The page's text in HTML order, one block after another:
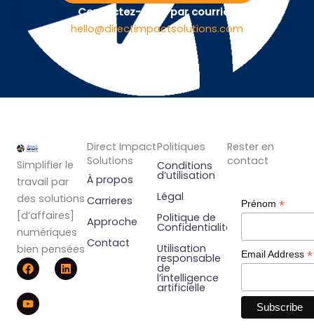
Contactez-nous par courriel :
hello@directimpactsolutions.com
Simplifier le
travail par
des solutions
[d’affaires]
numériques
bien pensées
F
a
c
e
b
o
L
i
n
Y
o
u
t
u
b
Direct Impact
Solutions
À propos
Carrieres
Approche
Contact
Politiques
Conditions
d’utilisation
Légal
Politique de
Confidentialité
Utilisation
responsable
de
l’intelligence
artificielle
Rester en
contact
Prénom *
Email Address *